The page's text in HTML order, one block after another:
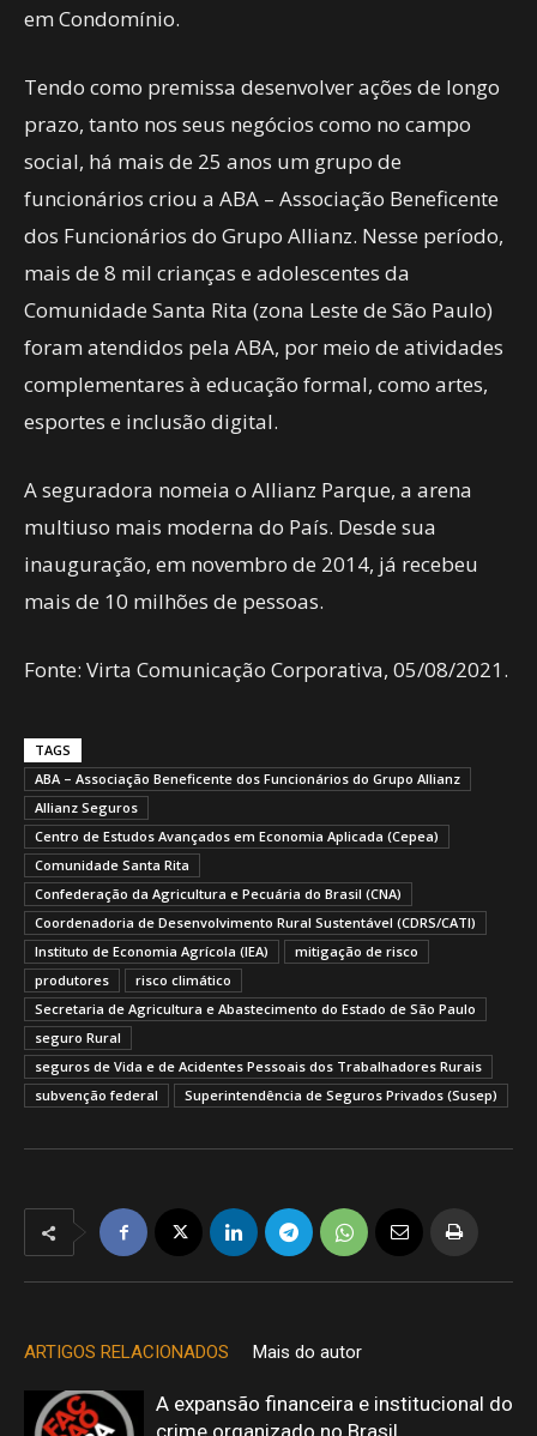
em Condomínio.
Tendo como premissa desenvolver ações de longo
prazo, tanto nos seus negócios como no campo
social, há mais de 25 anos um grupo de
funcionários criou a ABA – Associação Beneficente
dos Funcionários do Grupo Allianz. Nesse período,
mais de 8 mil crianças e adolescentes da
Comunidade Santa Rita (zona Leste de São Paulo)
foram atendidos pela ABA, por meio de atividades
complementares à educação formal, como artes,
esportes e inclusão digital.
A seguradora nomeia o Allianz Parque, a arena
multiuso mais moderna do País. Desde sua
inauguração, em novembro de 2014, já recebeu
mais de 10 milhões de pessoas.
Fonte: Virta Comunicação Corporativa, 05/08/2021.
TAGS
ABA – Associação Beneficente dos Funcionários do Grupo Allianz
Allianz Seguros
Centro de Estudos Avançados em Economia Aplicada (Cepea)
Comunidade Santa Rita
Confederação da Agricultura e Pecuária do Brasil (CNA)
Coordenadoria de Desenvolvimento Rural Sustentável (CDRS/CATI)
Instituto de Economia Agrícola (IEA)
mitigação de risco
produtores
risco climático
Secretaria de Agricultura e Abastecimento do Estado de São Paulo
seguro Rural
seguros de Vida e de Acidentes Pessoais dos Trabalhadores Rurais
subvenção federal
Superintendência de Seguros Privados (Susep)
ARTIGOS RELACIONADOS Mais do autor
A expansão financeira e institucional do
crime organizado no Brasil